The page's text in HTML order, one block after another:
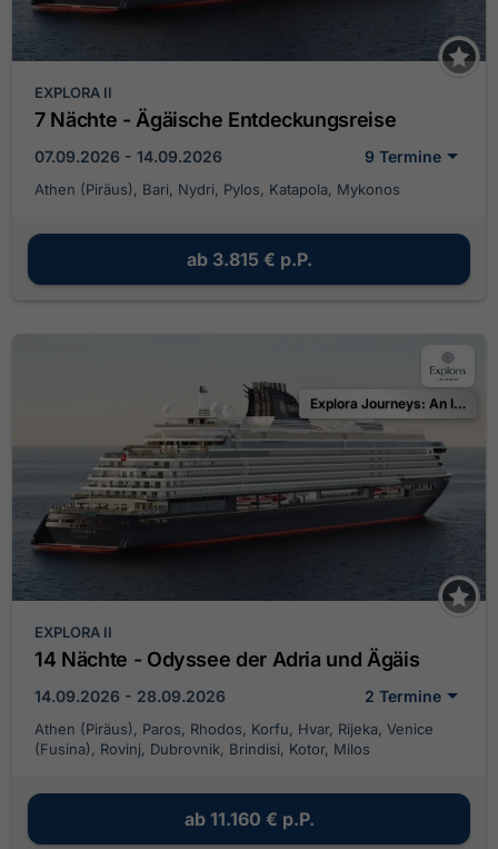
EXPLORA II
7 Nächte - Ägäische Entdeckungsreise
07.09.2026 - 14.09.2026 9 Termine
Athen (Piräus), Bari, Nydri, Pylos, Katapola, Mykonos
ab 3.815 € p.P.
Explora Journeys: An Invitation to Celebrate
EXPLORA II
14 Nächte - Odyssee der Adria und Ägäis
14.09.2026 - 28.09.2026 2 Termine
Athen (Piräus), Paros, Rhodos, Korfu, Hvar, Rijeka, Venice
(Fusina), Rovinj, Dubrovnik, Brindisi, Kotor, Milos
ab 11.160 € p.P.